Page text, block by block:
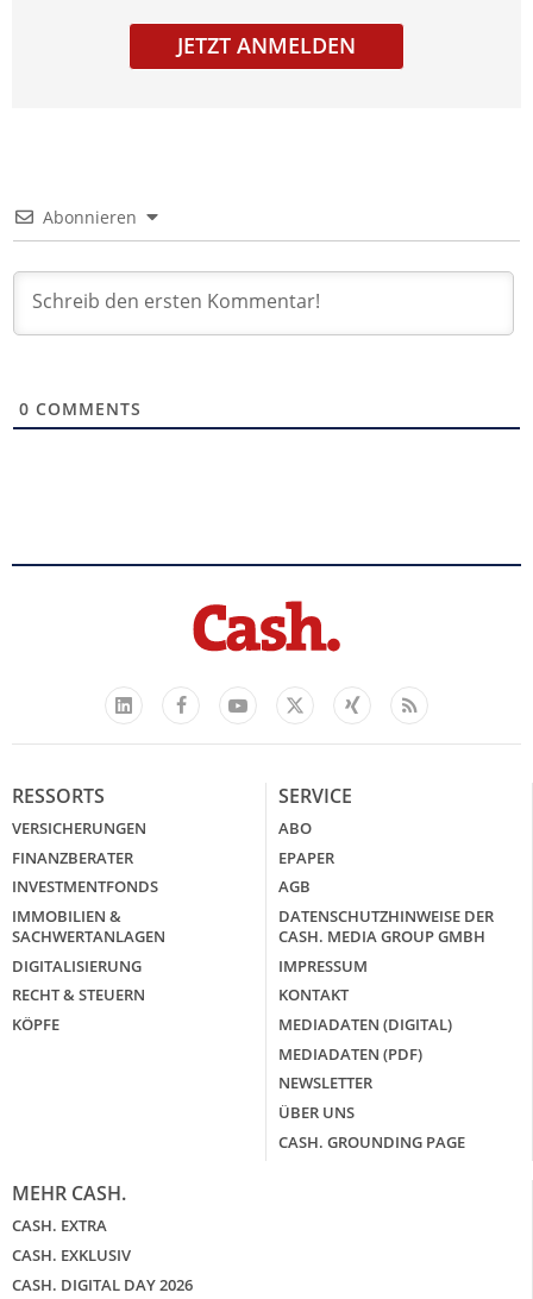
JETZT ANMELDEN
Abonnieren
0 COMMENTS
LinkedIn
FacebookYouTube
X
Xing Feed
RESSORTS
VERSICHERUNGEN
FINANZBERATER
INVESTMENTFONDS
IMMOBILIEN &
SACHWERTANLAGEN
DIGITALISIERUNG
RECHT & STEUERN
KÖPFE
SERVICE
ABO
EPAPER
AGB
DATENSCHUTZHINWEISE DER
CASH. MEDIA GROUP GMBH
IMPRESSUM
KONTAKT
MEDIADATEN (DIGITAL)
MEDIADATEN (PDF)
NEWSLETTER
ÜBER UNS
CASH. GROUNDING PAGE
MEHR CASH.
CASH. EXTRA
CASH. EXKLUSIV
CASH. DIGITAL DAY 2026